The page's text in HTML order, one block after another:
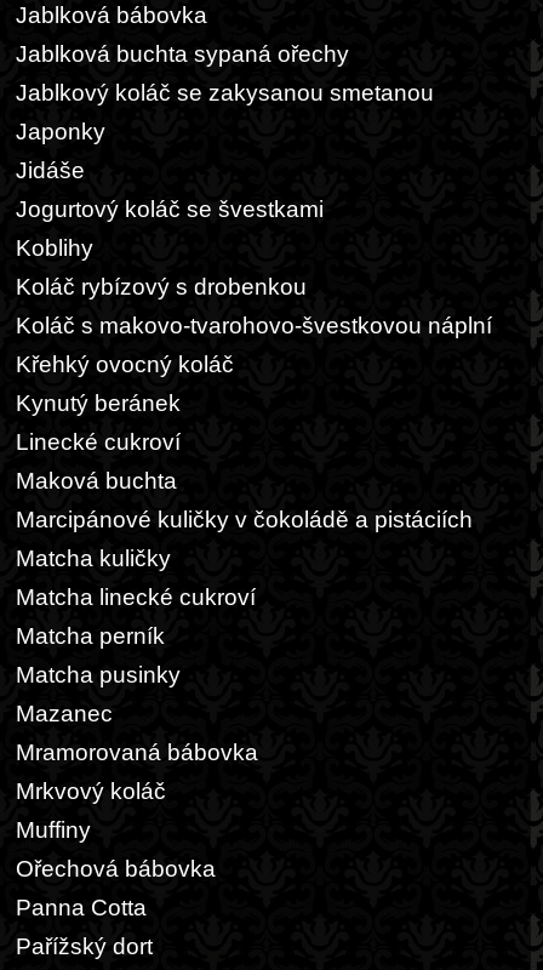
Jablková bábovka
Jablková buchta sypaná ořechy
Jablkový koláč se zakysanou smetanou
Japonky
Jidáše
Jogurtový koláč se švestkami
Koblihy
Koláč rybízový s drobenkou
Koláč s makovo-tvarohovo-švestkovou náplní
Křehký ovocný koláč
Kynutý beránek
Linecké cukroví
Maková buchta
Marcipánové kuličky v čokoládě a pistáciích
Matcha kuličky
Matcha linecké cukroví
Matcha perník
Matcha pusinky
Mazanec
Mramorovaná bábovka
Mrkvový koláč
Muffiny
Ořechová bábovka
Panna Cotta
Pařížský dort